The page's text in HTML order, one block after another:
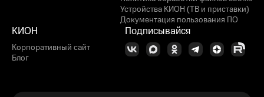
Устройства КИОН (ТВ и приставки)
Документация пользования ПО
КИОН
Корпоративный сайт
Блог
Подписывайся